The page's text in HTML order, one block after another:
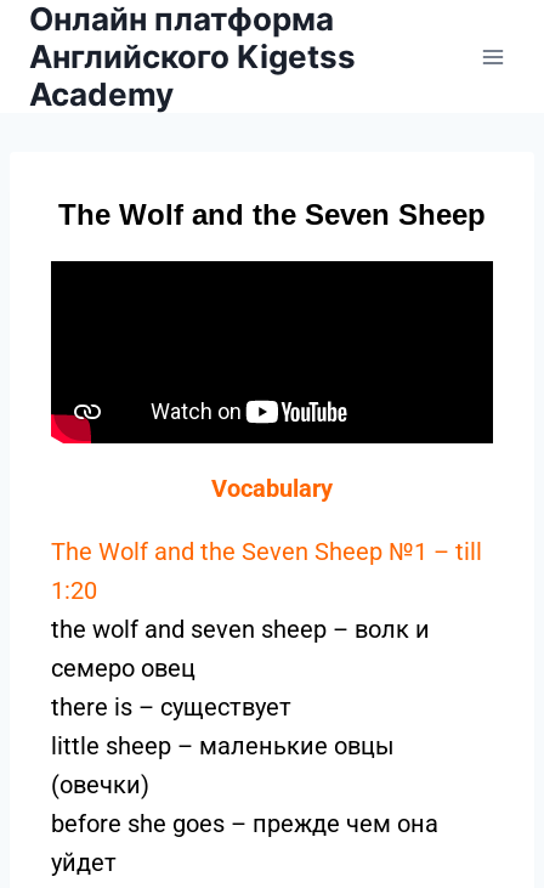
Онлайн платформа
Английского Kigetss
Academy
The Wolf and the Seven Sheep
Vocabulary
The Wolf and the Seven Sheep №1 – till
1:20
the wolf and seven sheep – волк и
семеро овец
there is – существует
little sheep – маленькие овцы
(овечки)
before she goes – прежде чем она
уйдет